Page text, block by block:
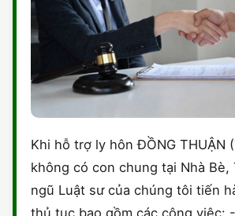
Khi hỗ trợ ly hôn ĐỒNG THUẬN
không có con chung tại Nhà Bè,
ngũ Luật sư của chúng tôi tiến
thủ tục bao gồm các công việc: